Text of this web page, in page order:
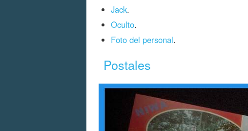
Jack.
Oculto.
Foto del personal.
Postales